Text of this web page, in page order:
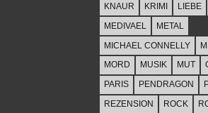
KNAUR
KRIMI LIEBE
MEDIVAEL
METAL
MICHAEL CONNELLY
MORD
MUSIK MUT
PARIS
PENDRAGON
REZENSION
ROCK